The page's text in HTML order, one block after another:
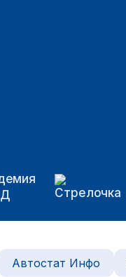
Автостат Инфо